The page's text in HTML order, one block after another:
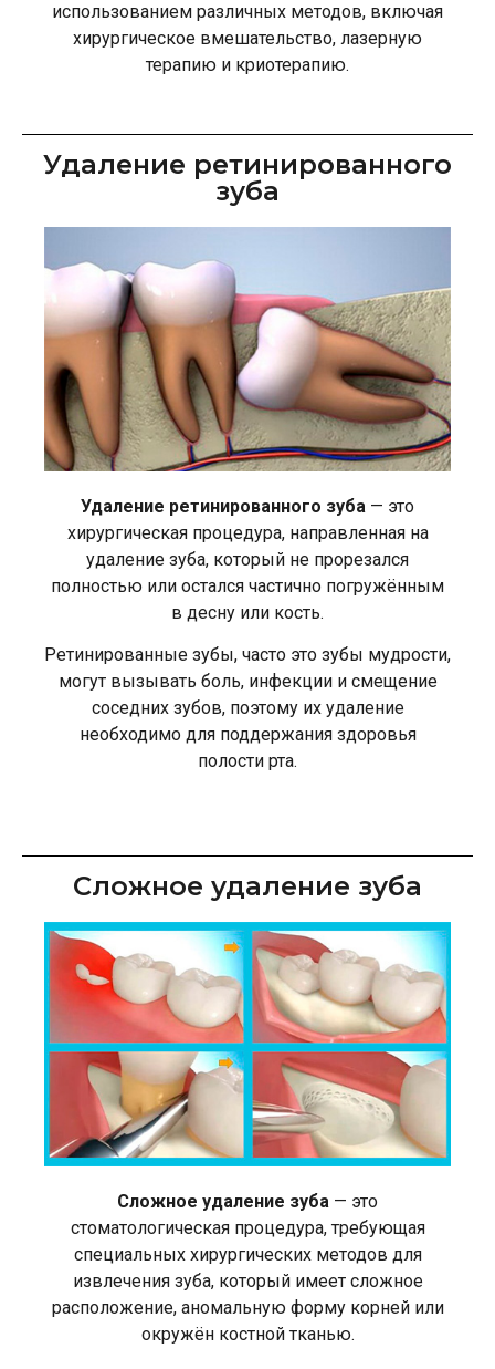
использованием различных методов, включая
хирургическое вмешательство, лазерную
терапию и криотерапию.
Удаление ретинированного
зуба
Удаление ретинированного зуба — это
хирургическая процедура, направленная на
удаление зуба, который не прорезался
полностью или остался частично погружённым
в десну или кость.
Ретинированные зубы, часто это зубы мудрости,
могут вызывать боль, инфекции и смещение
соседних зубов, поэтому их удаление
необходимо для поддержания здоровья
полости рта.
Сложное удаление зуба
Сложное удаление зуба — это
стоматологическая процедура, требующая
специальных хирургических методов для
извлечения зуба, который имеет сложное
расположение, аномальную форму корней или
окружён костной тканью.